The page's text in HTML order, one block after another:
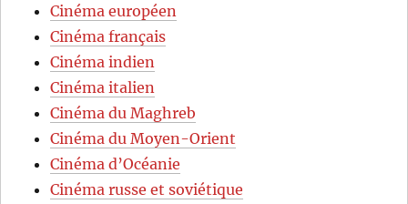
Cinéma européen
Cinéma français
Cinéma indien
Cinéma italien
Cinéma du Maghreb
Cinéma du Moyen-Orient
Cinéma d’Océanie
Cinéma russe et soviétique